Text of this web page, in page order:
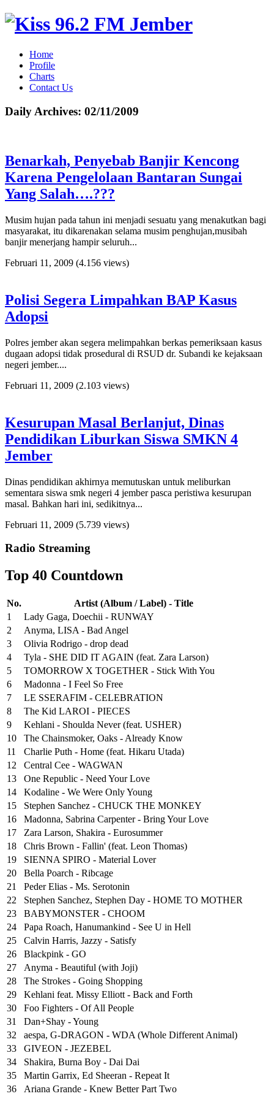
Home
Profile
Charts
Contact Us
Daily Archives: 02/11/2009
Benarkah, Penyebab Banjir Kencong
Karena Pengelolaan Bantaran Sungai
Yang Salah….???
Musim hujan pada tahun ini menjadi sesuatu yang menakutkan bagi
masyarakat, itu dikarenakan selama musim penghujan,musibah
banjir menerjang hampir seluruh...
Februari 11, 2009 (4.156 views)
Polisi Segera Limpahkan BAP Kasus
Adopsi
Polres jember akan segera melimpahkan berkas pemeriksaan kasus
dugaan adopsi tidak prosedural di RSUD dr. Subandi ke kejaksaan
negeri jember....
Februari 11, 2009 (2.103 views)
Kesurupan Masal Berlanjut, Dinas
Pendidikan Liburkan Siswa SMKN 4
Jember
Dinas pendidikan akhirnya memutuskan untuk meliburkan
sementara siswa smk negeri 4 jember pasca peristiwa kesurupan
masal. Bahkan hari ini, sedikitnya...
Februari 11, 2009 (5.739 views)
Radio Streaming
Top 40 Countdown
No.
Artist (Album / Label) - Title
1
Lady Gaga, Doechii - RUNWAY
2
Anyma, LISA - Bad Angel
3
Olivia Rodrigo - drop dead
4
Tyla - SHE DID IT AGAIN (feat. Zara Larson)
5
TOMORROW X TOGETHER - Stick With You
6
Madonna - I Feel So Free
7
LE SSERAFIM - CELEBRATION
8
The Kid LAROI - PIECES
9
Kehlani - Shoulda Never (feat. USHER)
10
The Chainsmoker, Oaks - Already Know
11
Charlie Puth - Home (feat. Hikaru Utada)
12
Central Cee - WAGWAN
13
One Republic - Need Your Love
14
Kodaline - We Were Only Young
15
Stephen Sanchez - CHUCK THE MONKEY
16
Madonna, Sabrina Carpenter - Bring Your Love
17
Zara Larson, Shakira - Eurosummer
18
Chris Brown - Fallin' (feat. Leon Thomas)
19
SIENNA SPIRO - Material Lover
20
Bella Poarch - Ribcage
21
Peder Elias - Ms. Serotonin
22
Stephen Sanchez, Stephen Day - HOME TO MOTHER
23
BABYMONSTER - CHOOM
24
Papa Roach, Hanumankind - See U in Hell
25
⁠Calvin Harris, Jazzy - Satisfy
26
Blackpink - GO
27
Anyma - Beautiful (with Joji)
28
The Strokes - Going Shopping
29
Kehlani feat. Missy Elliott - Back and Forth
30
Foo Fighters - Of All People
31
Dan+Shay - Young
32
aespa, G-DRAGON - WDA (Whole Different Animal)
33
GIVEON - JEZEBEL
34
Shakira, Burna Boy - Dai Dai
35
Martin Garrix, Ed Sheeran - Repeat It
36
Ariana Grande - Knew Better Part Two